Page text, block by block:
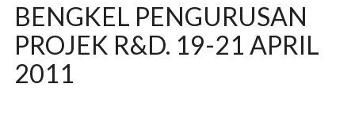
BENGKEL PENGURUSAN
PROJEK R&D. 19-21 APRIL
2011